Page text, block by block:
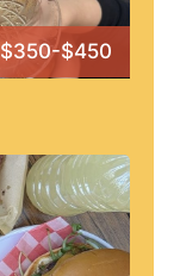
$350-$450